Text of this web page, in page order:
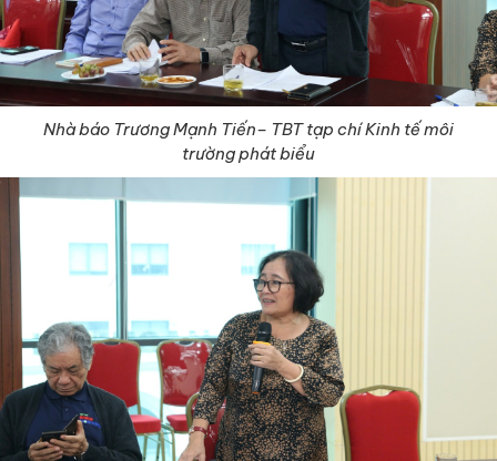
Nhà báo Trương Mạnh Tiến– TBT tạp chí Kinh tế môi
trường phát biểu